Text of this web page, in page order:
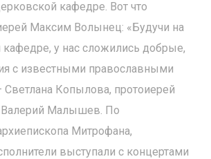
кафедре. Вот что
Максим Волынец: «Будучи на
у нас сложились добрые,
с известными православными
Светлана Копылова, протоиерей
Валерий Малышев. По
Митрофана,
выступали с концертами